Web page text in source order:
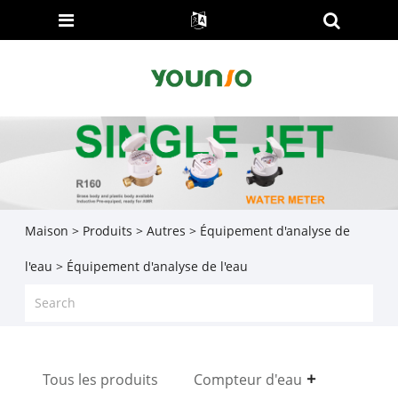
Maison > Produits > Autres > Équipement d'analyse de
l'eau > Équipement d'analyse de l'eau
Tous les produits Compteur d'eau